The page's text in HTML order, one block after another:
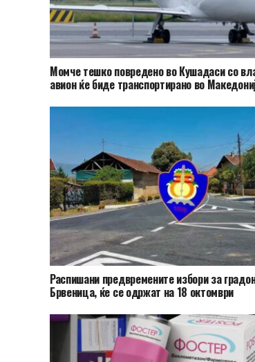
Момче тешко повредено во Кушадаси со
авион ќе биде транспортирано во
Распишани предвремените избори за
Брвеница, ќе се одржат на 18 октомври